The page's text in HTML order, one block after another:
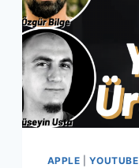
APPLE |YOUTUBE